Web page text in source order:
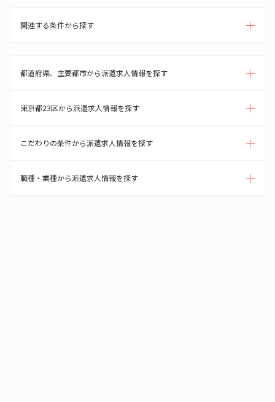
関連する条件から探す
都道府県、主要都市から派遣求人情報を探す
東京都23区から派遣求人情報を探す
こだわりの条件から派遣求人情報を探す
職種・業種から派遣求人情報を探す